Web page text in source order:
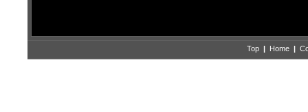
Top | Home |